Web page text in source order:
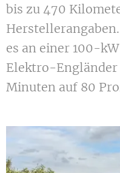
bis zu 470
es an einer 100-
Elektro-
Minuten auf 80